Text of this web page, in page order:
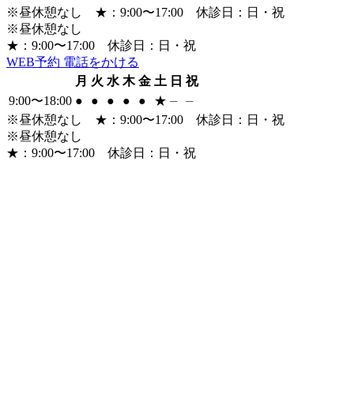
※昼休憩なし ★ ：9:00〜17:00 休診日：日・祝
※昼休憩なし
★ ：9:00〜17:00 休診日：日・祝
WEB予約 電話をかける
月 火 水 木 金 土 日 祝
9:00〜18:00 ● ● ● ● ● ★ ⏤ ⏤
※昼休憩なし ★ ：9:00〜17:00 休診日：日・祝
※昼休憩なし
★ ：9:00〜17:00 休診日：日・祝